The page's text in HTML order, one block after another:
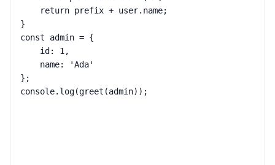
}
const admin = {
};